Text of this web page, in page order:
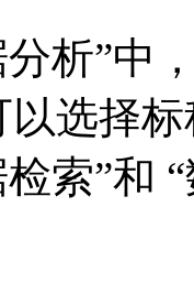
析”中
以选择
索”和